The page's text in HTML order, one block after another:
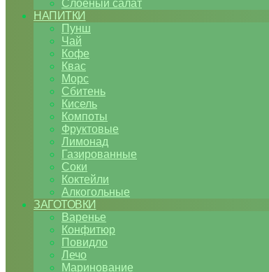
Слоеный салат
НАПИТКИ
Пунш
Чай
Кофе
Квас
Морс
Сбитень
Кисель
Компоты
Фруктовые
Лимонад
Газированные
Соки
Коктейли
Алкогольные
ЗАГОТОВКИ
Варенье
Конфитюр
Повидло
Лечо
Маринование